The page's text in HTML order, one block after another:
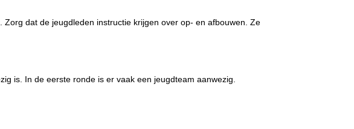
dat de jeugdleden instructie krijgen over op- en afbouwen. Ze
is. In de eerste ronde is er vaak een jeugdteam aanwezig.